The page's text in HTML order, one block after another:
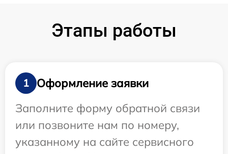
Этапы работы
1
Оформление заявки
Заполните форму обратной связи
или позвоните нам по номеру,
указанному на сайте сервисного